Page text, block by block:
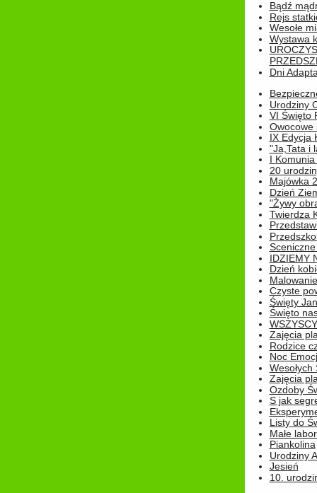
Bądź
Rejs
Wesołe
Wystawa
Dni
Urodziny
VI Święto
Owocowe
IX Edycja
"Ja,Tata i
I
20
Majówka
Dzień
"Żywy
Twierdza
IDZIEMY
Dzień
Czyste
Święty
Święto
Zajęcia
Rodzice
Noc
Wesołych
Zajęcia
Ozdoby
S jak
Listy do
Małe
Piankolina
Urodziny
Jesień
10.